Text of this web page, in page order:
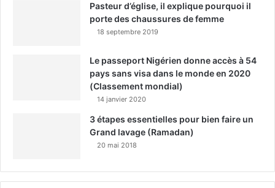
Pasteur d’église, il explique pourquoi il
porte des chaussures de femme
18 septembre 2019
Le passeport Nigérien donne accès à 54
pays sans visa dans le monde en 2020
(Classement mondial)
14 janvier 2020
3 étapes essentielles pour bien faire un
Grand lavage (Ramadan)
20 mai 2018